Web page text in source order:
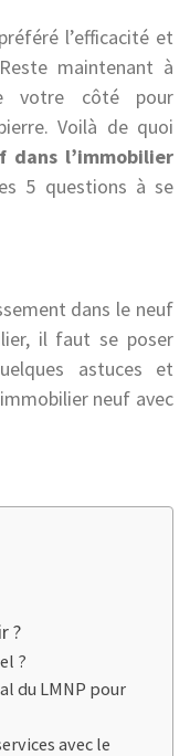
l’efficacité et
maintenant à
votre côté pour
Voilà de quoi
dans l’immobilier
5 questions à se
dans le neuf
il faut se poser
astuces et
neuf avec
?
?
du LMNP pour
avec le